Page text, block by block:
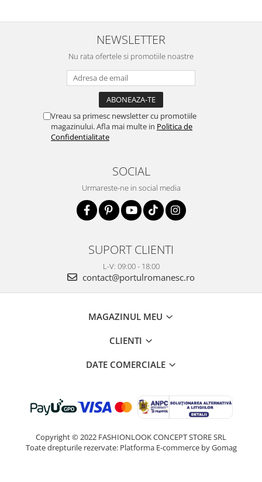
NEWSLETTER
Nu rata ofertele si promotiile noastre
Vreau sa primesc newsletter cu promotiile
magazinului. Afla mai multe in Politica de
Confidentialitate
SOCIAL
Urmareste-ne in social media
SUPORT CLIENTI
L-V: 09:00 - 18:00
contact@portulromanesc.ro
MAGAZINUL MEU
CLIENTI
DATE COMERCIALE
Copyright © 2022 FASHIONLOOK CONCEPT STORE SRL
Toate drepturile rezervate: Platforma E-commerce by Gomag